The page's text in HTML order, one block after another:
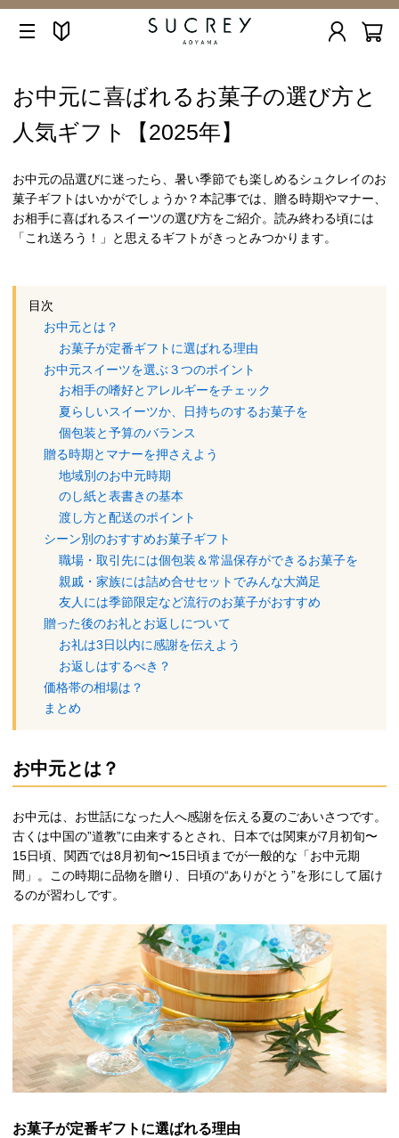
お中元に喜ばれるお菓子の選び方と
人気ギフト【2025年】
お中元の品選びに迷ったら、暑い季節でも楽しめるシュクレイのお
菓子ギフトはいかがでしょうか？本記事では、贈る時期やマナー、
お相手に喜ばれるスイーツの選び方をご紹介。読み終わる頃には
「これ送ろう！」と思えるギフトがきっとみつかります。
目次
お中元とは？
お菓子が定番ギフトに選ばれる理由
お中元スイーツを選ぶ３つのポイント
お相手の嗜好とアレルギーをチェック
夏らしいスイーツか、日持ちのするお菓子を
個包装と予算のバランス
贈る時期とマナーを押さえよう
地域別のお中元時期
のし紙と表書きの基本
渡し方と配送のポイント
シーン別のおすすめお菓子ギフト
職場・取引先には個包装＆常温保存ができるお菓子を
親戚・家族には詰め合せセットでみんな大満足
友人には季節限定など流行のお菓子がおすすめ
贈った後のお礼とお返しについて
お礼は3日以内に感謝を伝えよう
お返しはするべき？
価格帯の相場は？
まとめ
お中元とは？
お中元は、お世話になった人へ感謝を伝える夏のごあいさつです。
古くは中国の”道教”に由来するとされ、日本では関東が7月初旬〜
15日頃、関西では8月初旬〜15日頃までが一般的な「お中元期
間」。この時期に品物を贈り、日頃の“ありがとう”を形にして届け
るのが習わしです。
お菓子が定番ギフトに選ばれる理由